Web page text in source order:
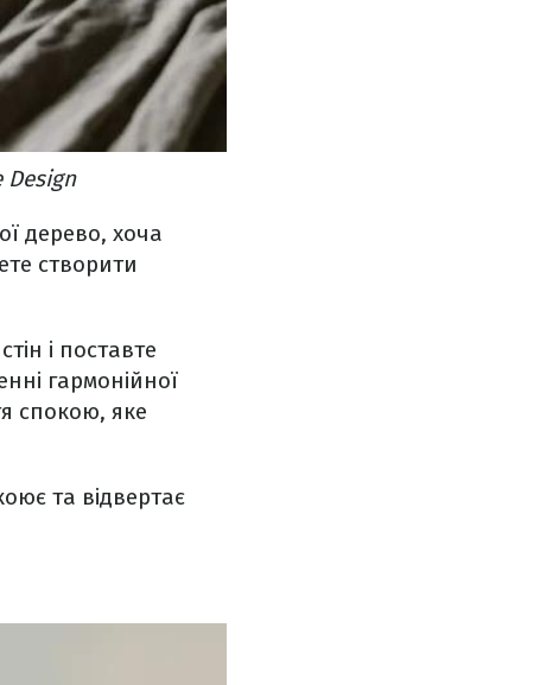
Design
дерево, хоча
створити
і поставте
гармонійної
спокою, яке
та відвертає